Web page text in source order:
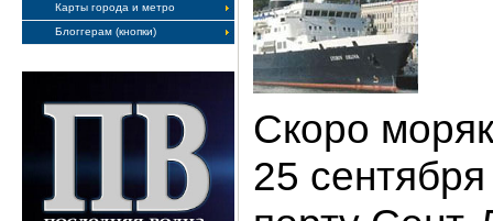
Карты города и метро
Блоггерам (кнопки)
Скоро
25